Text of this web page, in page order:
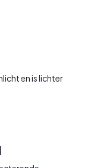
en is lichter